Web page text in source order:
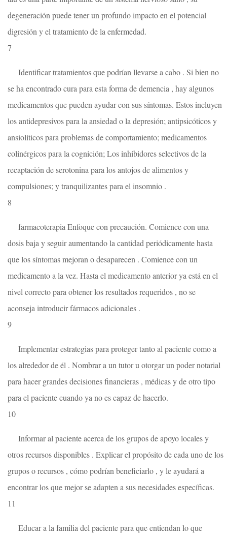
degeneración puede tener un profundo impacto en el potencial
digresión y el tratamiento de la enfermedad.
7
Identificar tratamientos que podrían llevarse a cabo . Si bien no
se ha encontrado cura para esta forma de demencia , hay algunos
medicamentos que pueden ayudar con sus síntomas. Estos incluyen
los antidepresivos para la ansiedad o la depresión; antipsicóticos y
ansiolíticos para problemas de comportamiento; medicamentos
colinérgicos para la cognición; Los inhibidores selectivos de la
recaptación de serotonina para los antojos de alimentos y
compulsiones; y tranquilizantes para el insomnio .
8
farmacoterapia Enfoque con precaución. Comience con una
dosis baja y seguir aumentando la cantidad periódicamente hasta
que los síntomas mejoran o desaparecen . Comience con un
medicamento a la vez. Hasta el medicamento anterior ya está en el
nivel correcto para obtener los resultados requeridos , no se
aconseja introducir fármacos adicionales .
9
Implementar estrategias para proteger tanto al paciente como a
los alrededor de él . Nombrar a un tutor u otorgar un poder notarial
para hacer grandes decisiones financieras , médicas y de otro tipo
para el paciente cuando ya no es capaz de hacerlo.
10
Informar al paciente acerca de los grupos de apoyo locales y
otros recursos disponibles . Explicar el propósito de cada uno de los
grupos o recursos , cómo podrían beneficiarlo , y le ayudará a
encontrar los que mejor se adapten a sus necesidades específicas.
11
Educar a la familia del paciente para que entiendan lo que